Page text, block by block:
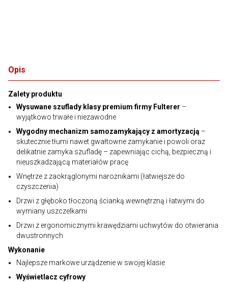
Opis
Zalety produktu
Wysuwane szuflady klasy premium firmy Fulterer –
wyjątkowo trwałe i niezawodne
Wygodny mechanizm samozamykający z amortyzacją –
skutecznie tłumi nawet gwałtowne zamykanie i powoli oraz
delikatnie zamyka szufladę – zapewniając cichą, bezpieczną i
nieuszkadzającą materiałów pracę
Wnętrze z zaokrąglonymi narożnikami (łatwiejsze do
czyszczenia)
Drzwi z głęboko tłoczoną ścianką wewnętrzną i łatwymi do
wymiany uszczelkami
Drzwi z ergonomicznymi krawędziami uchwytów do otwierania
dwustronnych
Wykonanie
Najlepsze markowe urządzenie w swojej klasie
Wyświetlacz cyfrowy